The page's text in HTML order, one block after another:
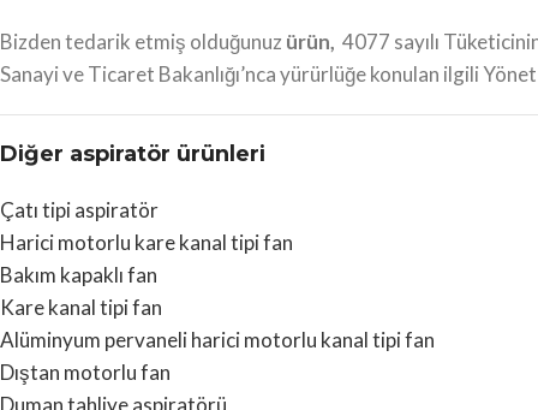
Bizden tedarik etmiş olduğunuz ürün, 4077 sayılı
Sanayi ve Ticaret Bakanlığı’nca yürürlüğe konulan ilgili
Diğer aspiratör ürünleri
Çatı tipi aspiratör
Harici motorlu kare kanal tipi fan
Bakım kapaklı fan
Kare kanal tipi fan
Alüminyum pervaneli harici motorlu kanal tipi fan
Dıştan motorlu fan
Duman tahliye aspiratörü